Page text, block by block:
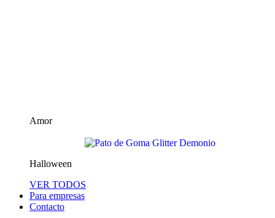
Amor
Halloween
VER TODOS
Para empresas
Contacto